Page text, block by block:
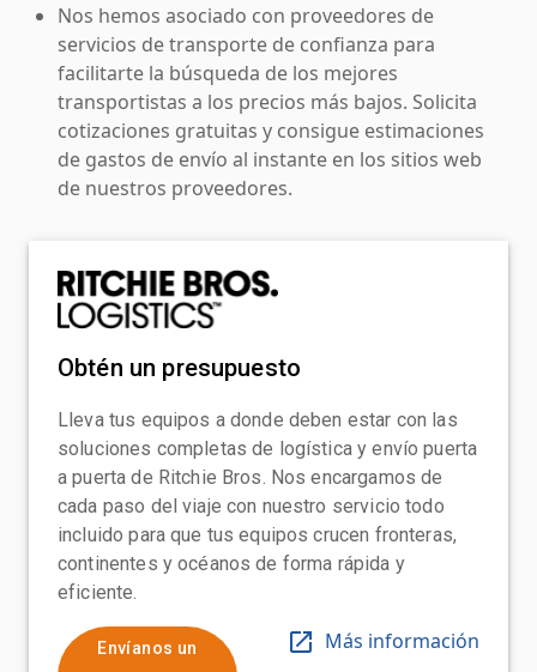
Nos hemos asociado con proveedores de
servicios de transporte de confianza para
facilitarte la búsqueda de los mejores
transportistas a los precios más bajos. Solicita
cotizaciones gratuitas y consigue estimaciones
de gastos de envío al instante en los sitios web
de nuestros proveedores.
Obtén un presupuesto
Lleva tus equipos a donde deben estar con las
soluciones completas de logística y envío puerta
a puerta de Ritchie Bros. Nos encargamos de
cada paso del viaje con nuestro servicio todo
incluido para que tus equipos crucen fronteras,
continentes y océanos de forma rápida y
eficiente.
Envíanos un
Más información